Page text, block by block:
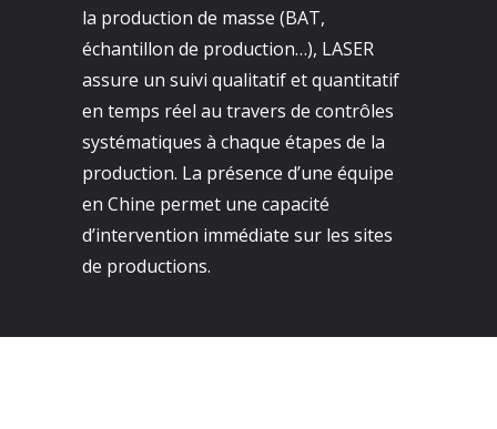
la production de masse (BAT,
échantillon de production…), LASER
assure un suivi qualitatif et quantitatif
en temps réel au travers de contrôles
systématiques à chaque étapes de la
production. La présence d’une équipe
en Chine permet une capacité
d’intervention immédiate sur les sites
de productions.